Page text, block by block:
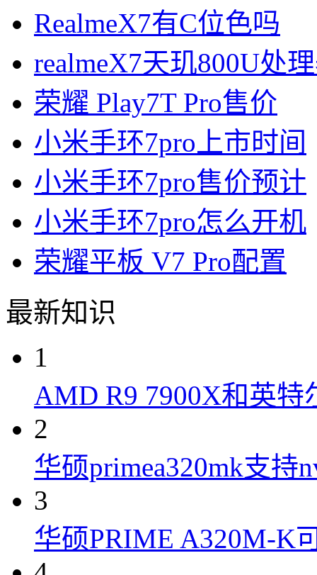
RealmeX7有C位色吗
realmeX7天玑800U处
荣耀 Play7T Pro售价
小米手环7pro上市时间
小米手环7pro售价预计
小米手环7pro怎么开机
荣耀平板 V7 Pro配置
最新知识
1
AMD R9 7900X和英特
2
华硕primea320mk支持
3
华硕PRIME A320M-K